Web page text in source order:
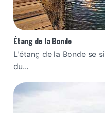
Étang de la Bonde
L'étang de la Bonde se
du...